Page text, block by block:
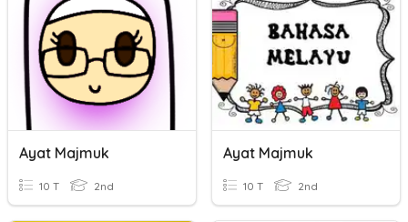
Ayat Majmuk
10 T 2nd
Ayat Majmuk
10 T 2nd